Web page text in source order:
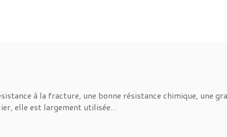
à la fracture, une bonne résistance chimique, une
elle est largement utilisée...